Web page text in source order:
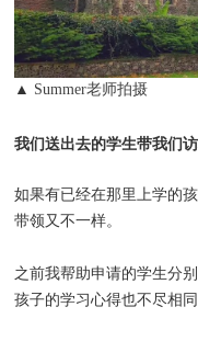
▲ Summer老师拍摄
我们送出去的学生带我们
如果有已经在那里上学的
带领又不一样。
之前我帮助申请的学生分
孩子的学习心得也不尽相同